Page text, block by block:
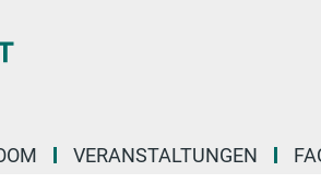
VERANSTALTUNGEN